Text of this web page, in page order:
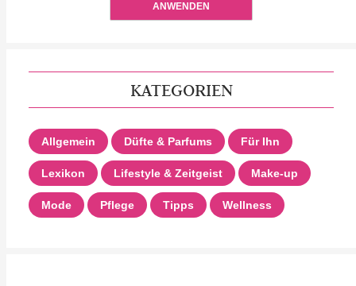
ANWENDEN
KATEGORIEN
Allgemein Düfte & Parfums Für Ihn
Lexikon Lifestyle & Zeitgeist Make-up
Mode Pflege Tipps Wellness